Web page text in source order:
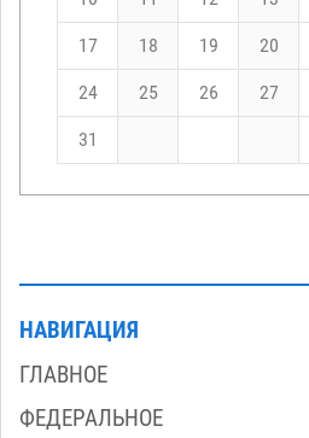
17 18 19 20
24 25 26 27
31
НАВИГАЦИЯ
ГЛАВНОЕ
ФЕДЕРАЛЬНОЕ